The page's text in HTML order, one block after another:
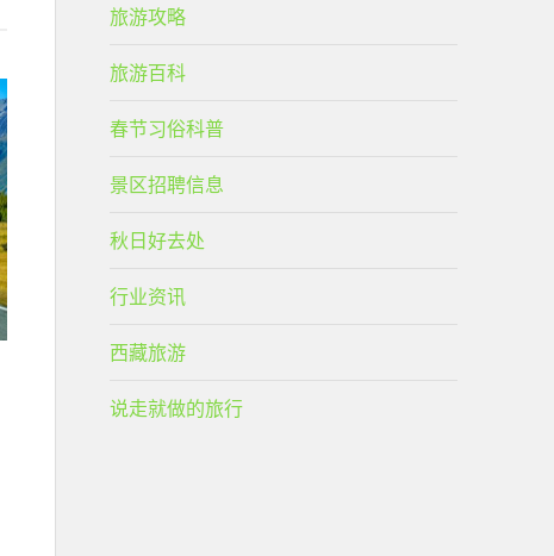
旅游攻略
旅游百科
春节习俗科普
景区招聘信息
秋日好去处
行业资讯
西藏旅游
说走就做的旅行